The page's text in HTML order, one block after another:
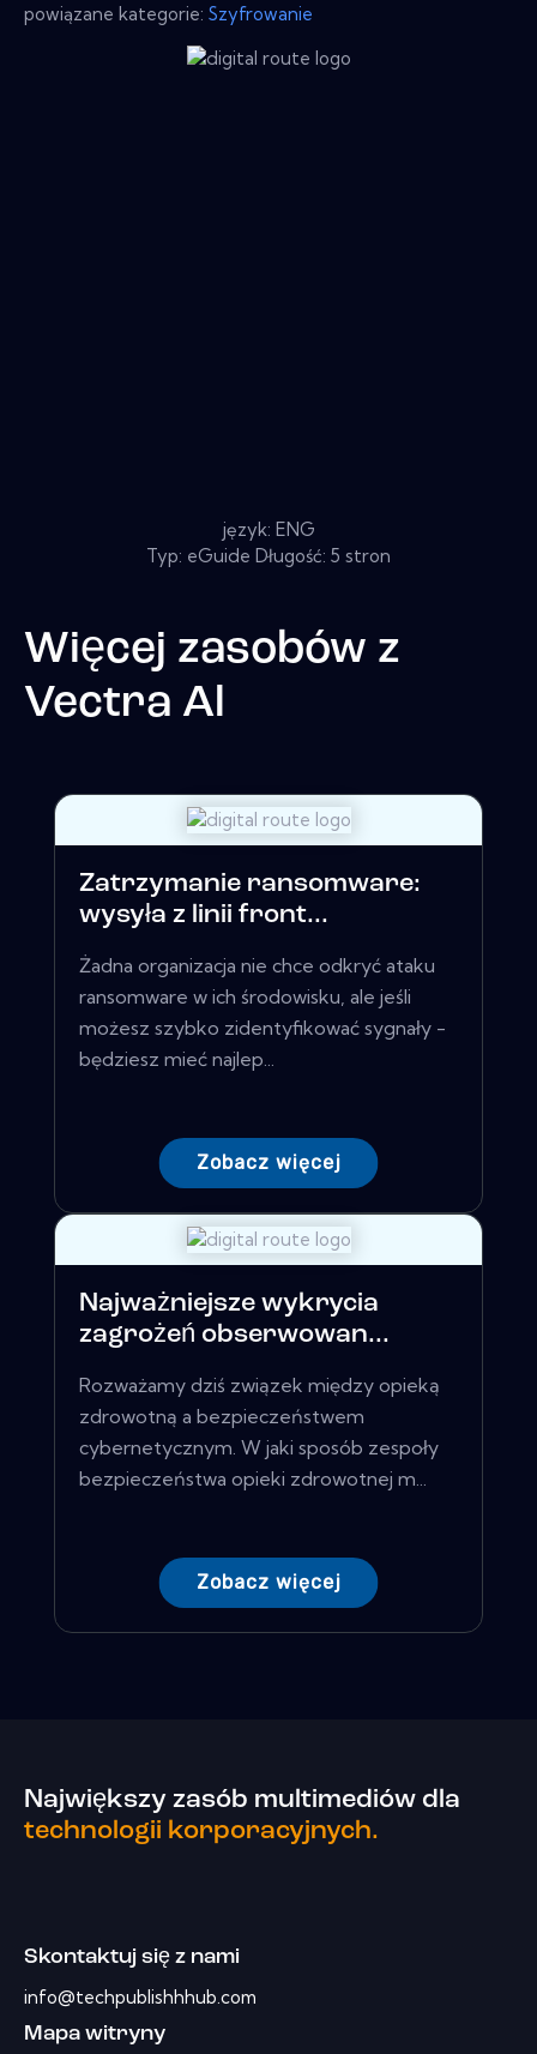
powiązane kategorie: Szyfrowanie
język: ENG
Typ: eGuide Długość: 5 stron
Więcej zasobów z
Vectra Al
Zatrzymanie ransomware:
wysyła z linii front...
Żadna organizacja nie chce odkryć ataku
ransomware w ich środowisku, ale jeśli
możesz szybko zidentyfikować sygnały -
będziesz mieć najlep...
Zobacz więcej
Najważniejsze wykrycia
zagrożeń obserwowan...
Rozważamy dziś związek między opieką
zdrowotną a bezpieczeństwem
cybernetycznym. W jaki sposób zespoły
bezpieczeństwa opieki zdrowotnej m...
Zobacz więcej
Największy zasób multimediów dla
technologii korporacyjnych.
Skontaktuj się z nami
info@techpublishhhub.com
Mapa witryny